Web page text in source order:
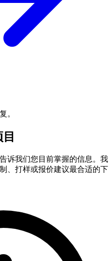
。
诉我们您目前掌握的信息。我
、打样或报价建议最合适的下